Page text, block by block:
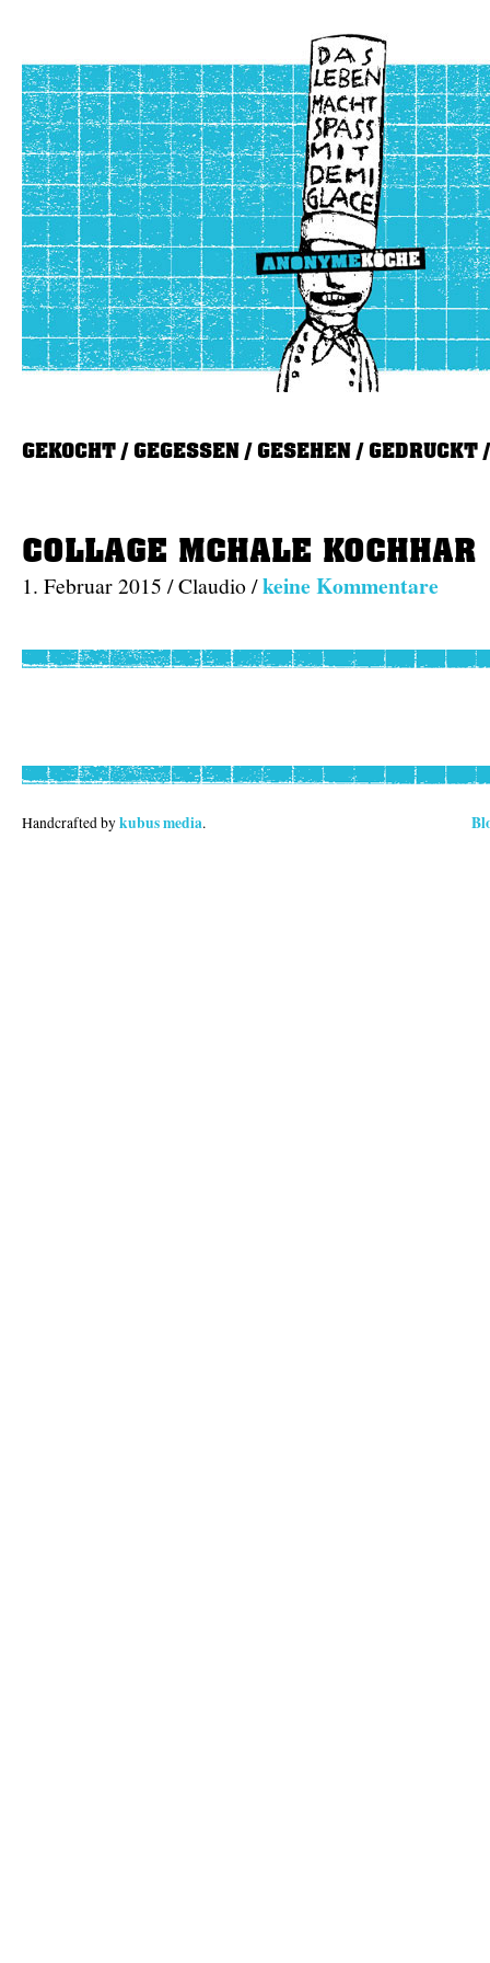
GEKOCHT GEGESSEN GESEHEN GEDRUCKT
COLLAGE MCHALE KOCHHAR
1. Februar 2015 / Claudio /keine Kommentare
Handcrafted bykubus media.